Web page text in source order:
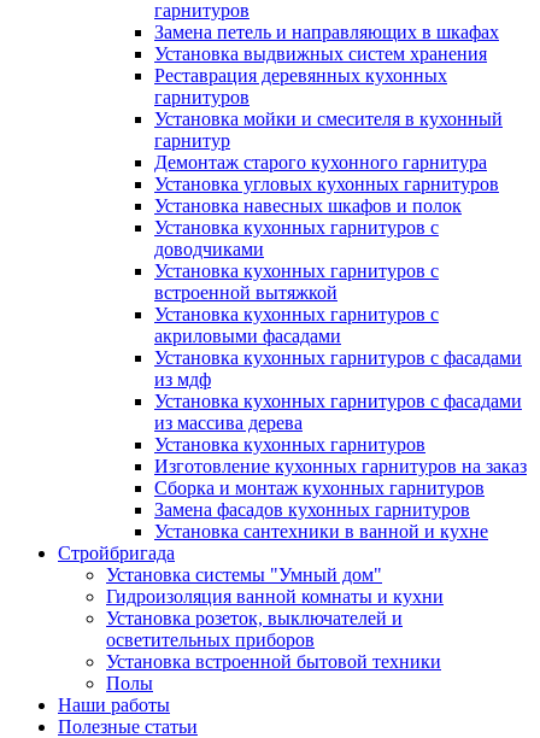
гарнитуров
Замена петель и направляющих в шкафах
Установка выдвижных систем хранения
Реставрация деревянных кухонных
гарнитуров
Установка мойки и смесителя в кухонный
гарнитур
Демонтаж старого кухонного гарнитура
Установка угловых кухонных гарнитуров
Установка навесных шкафов и полок
Установка кухонных гарнитуров с
доводчиками
Установка кухонных гарнитуров с
встроенной вытяжкой
Установка кухонных гарнитуров с
акриловыми фасадами
Установка кухонных гарнитуров с фасадами
из мдф
Установка кухонных гарнитуров с фасадами
из массива дерева
Установка кухонных гарнитуров
Изготовление кухонных гарнитуров на заказ
Сборка и монтаж кухонных гарнитуров
Замена фасадов кухонных гарнитуров
Установка сантехники в ванной и кухне
Стройбригада
Установка системы "Умный дом"
Гидроизоляция ванной комнаты и кухни
Установка розеток, выключателей и
осветительных приборов
Установка встроенной бытовой техники
Полы
Наши работы
Полезные статьи